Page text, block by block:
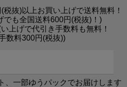
抜)以上お買い上げで送料無料！
でも全国送料600円(税抜)！)
上げで代引き手数料も無料！
数料300円(税抜))
、一部ゆうパックでお届けします